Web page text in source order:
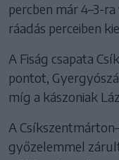
percben már 4–3-
ráadás perceiben
A Fiság csapata
pontot,
míg a kászoniak
A
győzelemmel